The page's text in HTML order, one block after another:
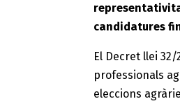
candidatures
El Decret llei
professionals
eleccions